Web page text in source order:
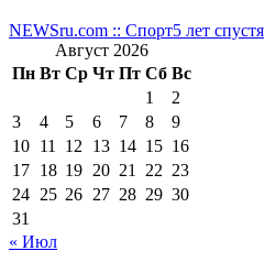
NEWSru.com :: Спорт5 лет спустя
Август 2026
Пн Вт Ср Чт Пт Сб Вс
1
2
3
4 5 6 7 8
9
10 11 12 13 14 15 16
17 18 19 20 21 22 23
24 25 26 27 28 29 30
31
« Июл